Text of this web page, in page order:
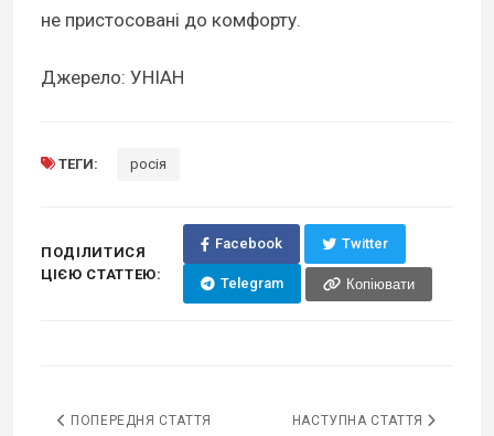
не пристосовані до комфорту.
Джерело: УНІАН
ТЕГИ: росія
ПОДІЛИТИСЯ
ЦІЄЮ СТАТТЕЮ:
Facebook Twitter
Telegram Копіювати
ПОПЕРЕДНЯ СТАТТЯ НАСТУПНА СТАТТЯ